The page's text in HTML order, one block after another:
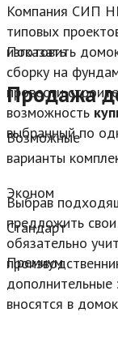
Компания СИП
типовых
изготовить
сборку на
провести
возможность
выбранный по
Выбрав
предложить
обязательно
дополнительные
вносятся в
Показать
Продажа
Возможные
варианты
Эконом
Стандарт
Премиум